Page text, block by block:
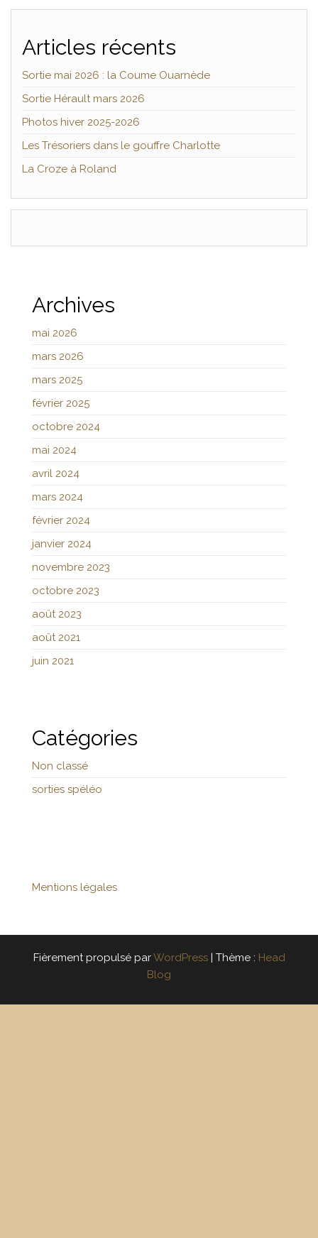
Articles récents
Sortie mai 2026 : la Coume Ouarnède
Sortie Hérault mars 2026
Photos hiver 2025-2026
Les Trésoriers dans le gouffre Charlotte
La Croze à Roland
Archives
mai 2026
mars 2026
mars 2025
février 2025
octobre 2024
mai 2024
avril 2024
mars 2024
février 2024
janvier 2024
novembre 2023
octobre 2023
août 2023
août 2021
juin 2021
Catégories
Non classé
sorties spéléo
Mentions légales
Fièrement propulsé parWordPress | Thème : Head
Blog